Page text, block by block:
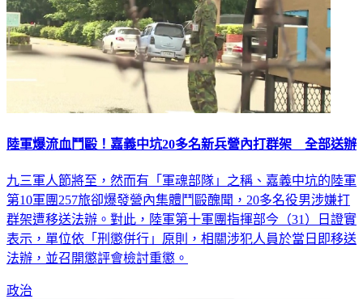
陸軍爆流血鬥毆！嘉義中坑20多名新兵營內打群架 全部送辦
九三軍人節將至，然而有「軍魂部隊」之稱、嘉義中坑的陸軍
第10軍團257旅卻爆發營內集體鬥毆醜聞，20多名役男涉嫌打
群架遭移送法辦。對此，陸軍第十軍團指揮部今（31）日證實
表示，單位依「刑懲併行」原則，相關涉犯人員於當日即移送
法辦，並召開懲評會檢討重懲。
政治